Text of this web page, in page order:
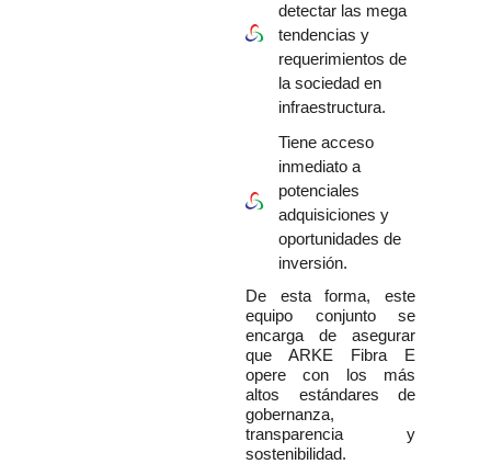
detectar las mega
tendencias y
requerimientos de
la sociedad en
infraestructura.
Tiene acceso
inmediato a
potenciales
adquisiciones y
oportunidades de
inversión.
De esta forma, este
equipo conjunto se
encarga de asegurar
que ARKE Fibra E
opere con los más
altos estándares de
gobernanza,
transparencia y
sostenibilidad.